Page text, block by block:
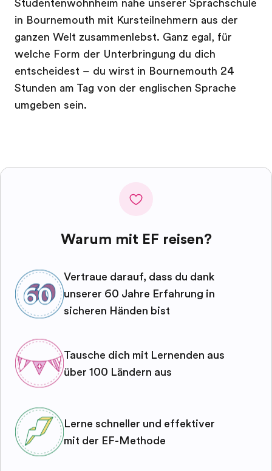
Studentenwohnheim nahe unserer Sprachschule
in Bournemouth mit Kursteilnehmern aus der
ganzen Welt zusammenlebst. Ganz egal, für
welche Form der Unterbringung du dich
entscheidest – du wirst in Bournemouth 24
Stunden am Tag von der englischen Sprache
umgeben sein.
Warum mit EF reisen?
Vertraue darauf, dass du dank
unserer 60 Jahre Erfahrung in
sicheren Händen bist
Tausche dich mit Lernenden aus
über 100 Ländern aus
Lerne schneller und effektiver
mit der EF-Methode